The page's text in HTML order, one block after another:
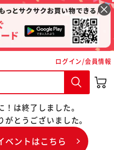
ログイン/会員情報
は終了しました。
とうございました。
ベントはこちら